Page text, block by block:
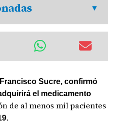
Sucre, confirmó
el medicamento
de al menos mil pacientes